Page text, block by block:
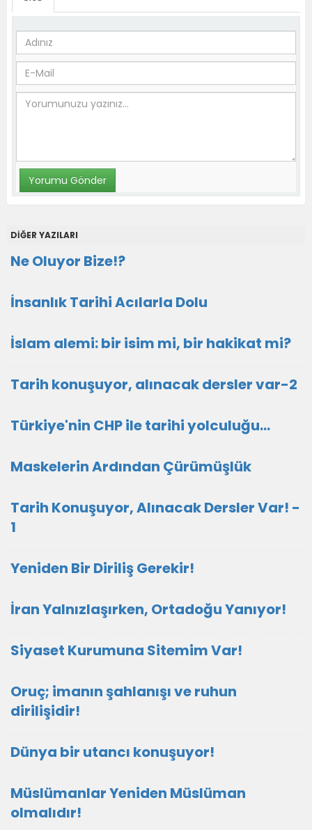
DİĞER YAZILARI
Ne Oluyor Bize!?
İnsanlık Tarihi Acılarla Dolu
İslam alemi: bir isim mi, bir hakikat mi?
Tarih konuşuyor, alınacak dersler var-2
Türkiye'nin CHP ile tarihi yolculuğu...
Maskelerin Ardından Çürümüşlük
Tarih Konuşuyor, Alınacak Dersler Var! -
1
Yeniden Bir Diriliş Gerekir!
İran Yalnızlaşırken, Ortadoğu Yanıyor!
Siyaset Kurumuna Sitemim Var!
Oruç; imanın şahlanışı ve ruhun
dirilişidir!
Dünya bir utancı konuşuyor!
Müslümanlar Yeniden Müslüman
olmalıdır!